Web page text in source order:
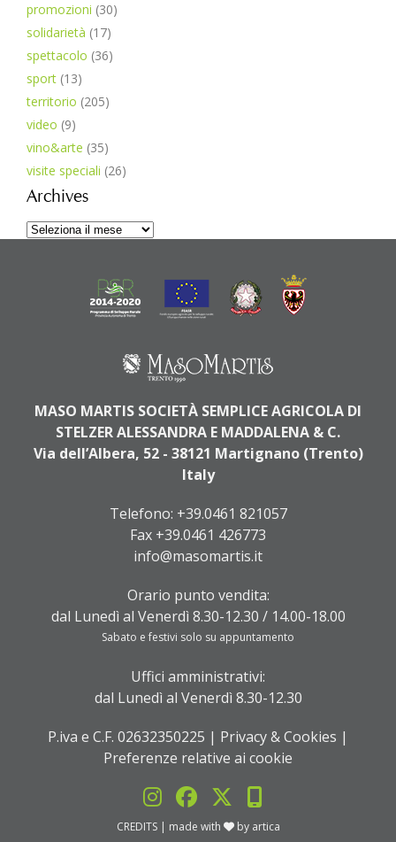
promozioni (30)
solidarietà (17)
spettacolo (36)
sport (13)
territorio (205)
video (9)
vino&arte (35)
visite speciali (26)
Archives
Archives
MASO MARTIS SOCIETÀ SEMPLICE AGRICOLA DI
STELZER ALESSANDRA E MADDALENA & C.
Via dell’Albera, 52 - 38121 Martignano (Trento)
Italy
Telefono: +39.0461 821057
Fax +39.0461 426773
info@masomartis.it
Orario punto vendita:
dal Lunedì al Venerdì 8.30-12.30 / 14.00-18.00
Sabato e festivi solo su appuntamento
Uffici amministrativi:
dal Lunedì al Venerdì 8.30-12.30
P.iva e C.F. 02632350225 | Privacy & Cookies |
Preferenze relative ai cookie
CREDITS | made with by artica